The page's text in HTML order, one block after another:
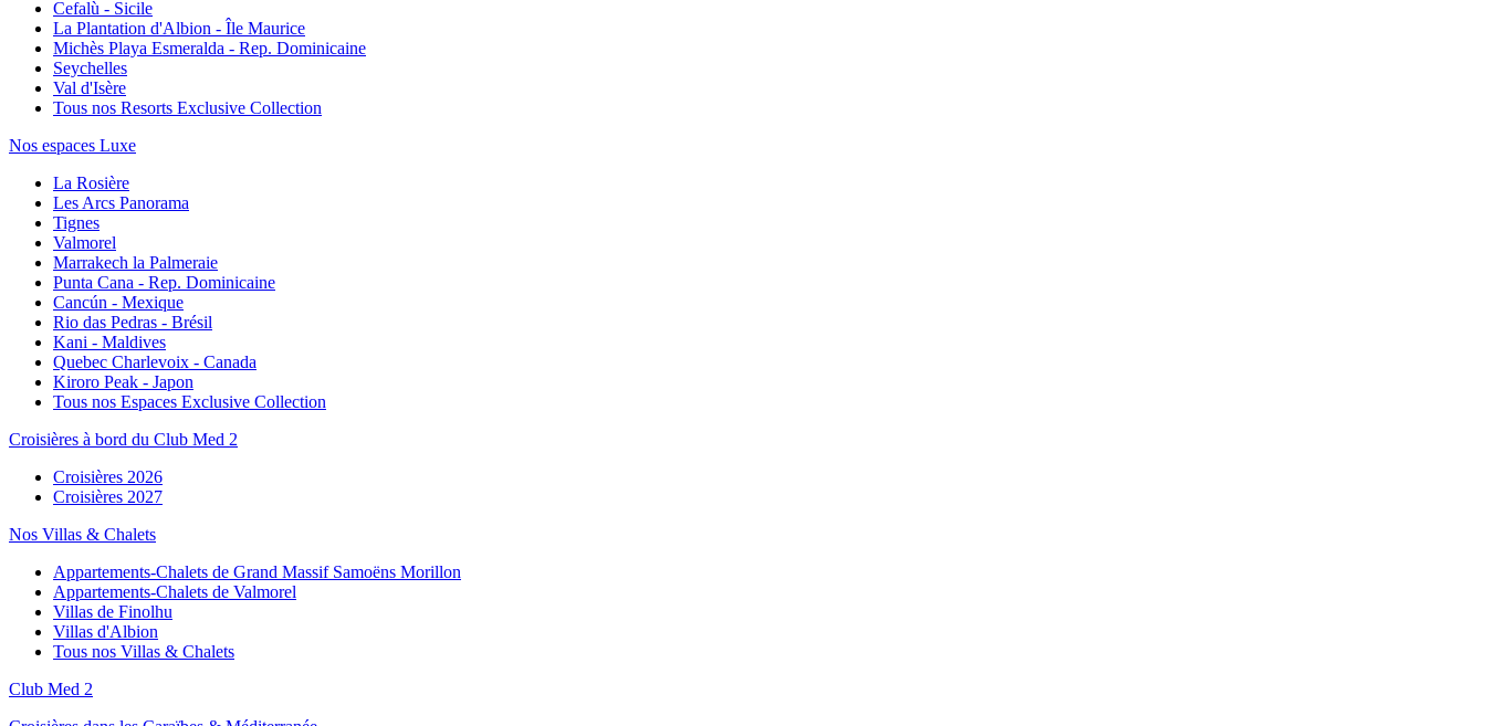
Cefalù - Sicile
La Plantation d'Albion - Île Maurice
Michès Playa Esmeralda - Rep. Dominicaine
Seychelles
Val d'Isère
Tous nos Resorts Exclusive Collection
Nos espaces Luxe
La Rosière
Les Arcs Panorama
Tignes
Valmorel
Marrakech la Palmeraie
Punta Cana - Rep. Dominicaine
Cancún - Mexique
Rio das Pedras - Brésil
Kani - Maldives
Quebec Charlevoix - Canada
Kiroro Peak - Japon
Tous nos Espaces Exclusive Collection
Croisières à bord du Club Med 2
Croisières 2026
Croisières 2027
Nos Villas & Chalets
Appartements-Chalets de Grand Massif Samoëns Morillon
Appartements-Chalets de Valmorel
Villas de Finolhu
Villas d'Albion
Tous nos Villas & Chalets
Club Med 2